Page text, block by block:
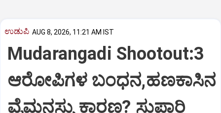
ಉಡುಪಿ AUG 8, 2026, 11:21 AM IST
Mudarangadi Shootout:‌3
ಆರೋಪಿಗಳ ಬಂಧನ,ಹಣಕಾಸಿನ
ವೈಮನಸ್ಸು ಕಾರಣ? ಸುಪಾರಿ